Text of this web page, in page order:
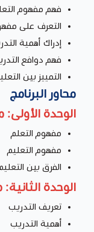
فهم مفهوم
التعرف على
إدراك أهمية
فهم دوافع
التمييز بين
محاور البرنامج
الوحدة
مفهوم التعلم
مفهوم التعليم
الفرق بين
الوحدة
تعريف التدريب
أهمية التدريب